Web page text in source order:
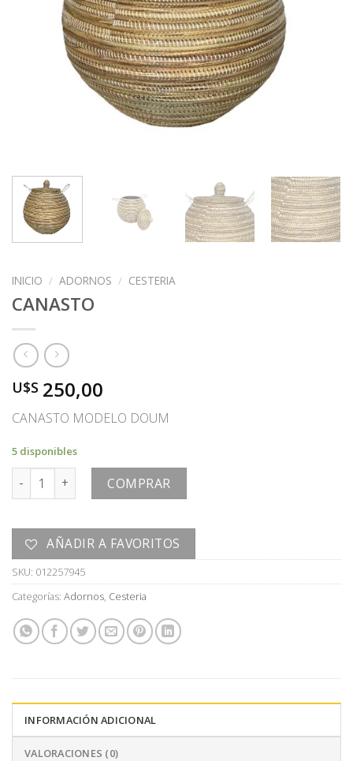
INICIO / ADORNOS / CESTERIA
CANASTO
U$S 250,00
CANASTO MODELO DOUM
5 disponibles
CANASTO cantidadCOMPRAR
AÑADIR A FAVORITOS
SKU: 012257945
Categorías: Adornos, Cesteria
INFORMACIÓN ADICIONAL
VALORACIONES (0)